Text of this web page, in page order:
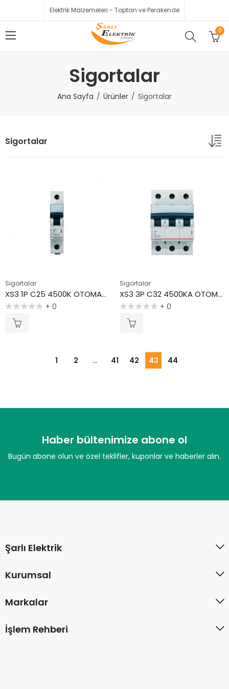
Elektrik Malzemeleri - Toptan ve Perakende
0
Sigortalar
Ana Sayfa Ürünler Sigortalar
Sigortalar
Sigortalar
XS3 1P C25 4500K OTOMATİK SİGORTA
üzerinden
+ 0
Sigortalar
XS3 3P C32 4500KA OTOMARİK SİGORTA
üzerinden
+ 0
1 2 … 41 42 43 44
Haber bültenimize abone ol
Bugün abone olun ve özel teklifler, kuponlar ve haberler alın.
Şarlı Elektrik
Kurumsal
Markalar
İşlem Rehberi